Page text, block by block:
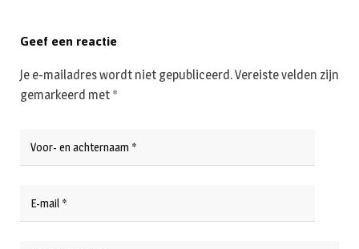
Geef een reactie
Je e-mailadres wordt niet gepubliceerd.Vereiste velden zijn
gemarkeerd met *